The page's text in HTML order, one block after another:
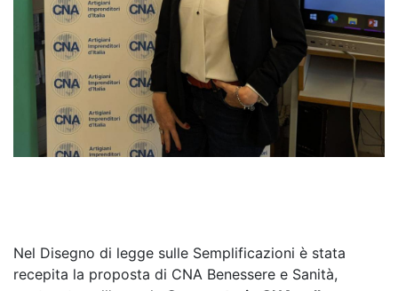
Nel Disegno di legge sulle Semplificazioni è stata
recepita la proposta di CNA Benessere e Sanità,